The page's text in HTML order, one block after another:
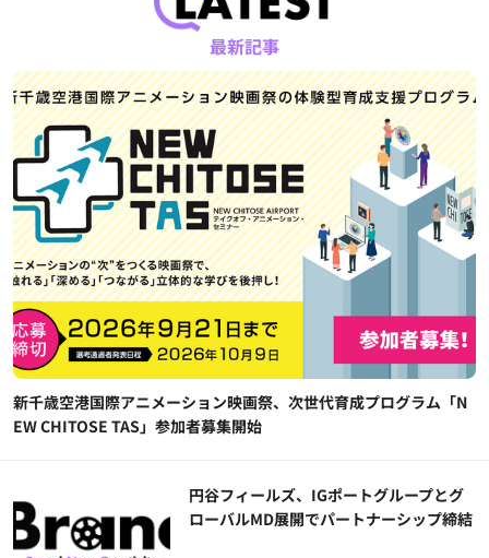
最新記事
新千歳空港国際アニメーション映画祭、次世代育成プログラム「N
EW CHITOSE TAS」参加者募集開始
円谷フィールズ、IGポートグループとグ
ローバルMD展開でパートナーシップ締結